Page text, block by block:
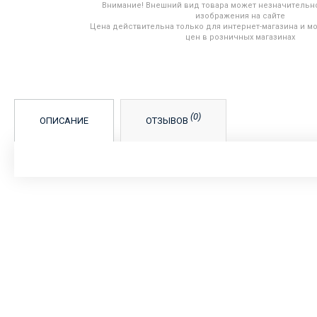
Внимание! Внешний вид товара может
изображения на сайте
Цена действительна только для интернет-магазина и
цен в розничных магазинах
ОПИСАНИЕ ОТЗЫВОВ (0)